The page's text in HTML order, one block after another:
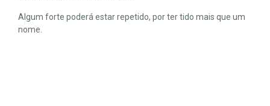
Algum forte poderá estar repetido, por ter tido mais que um
nome.